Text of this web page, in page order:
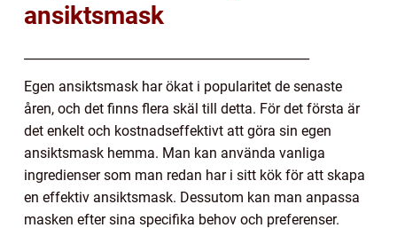
ansiktsmask
Egen ansiktsmask har ökat i popularitet de senaste
åren, och det finns flera skäl till detta. För det första är
det enkelt och kostnadseffektivt att göra sin egen
ansiktsmask hemma. Man kan använda vanliga
ingredienser som man redan har i sitt kök för att skapa
en effektiv ansiktsmask. Dessutom kan man anpassa
masken efter sina specifika behov och preferenser.